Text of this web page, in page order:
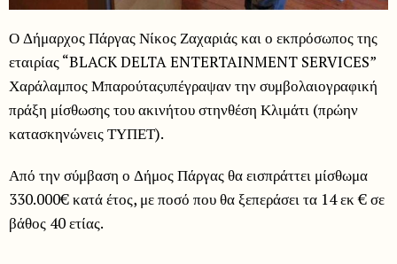
Ο Δήμαρχος Πάργας Νίκος Ζαχαριάς και ο εκπρόσωπος της
εταιρίας “BLACK DELTA ENTERTAINMENT SERVICES”
Χαράλαμπος Μπαρούταςυπέγραψαν την συμβολαιογραφική
πράξη μίσθωσης του ακινήτου στηνθέση Κλιμάτι (πρώην
κατασκηνώνεις ΤΥΠΕΤ).
Από την σύμβαση ο Δήμος Πάργας θα εισπράττει μίσθωμα
330.000€ κατά έτος, με ποσό που θα ξεπεράσει τα 14 εκ € σε
βάθος 40 ετίας.